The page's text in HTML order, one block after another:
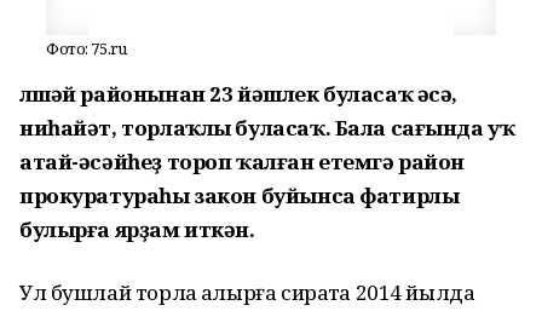
Фото: 75.ru
Әлшәй районынан 23 йәшлек буласаҡ әсә,
ниһайәт, торлаҡлы буласаҡ. Бала сағында уҡ
атай-әсәйһеҙ тороп ҡалған етемгә район
прокуратураһы закон буйынса фатирлы
булырға ярҙам иткән.
Ул бушлай торлаҡ алырға сиратҡа 2014 йылда